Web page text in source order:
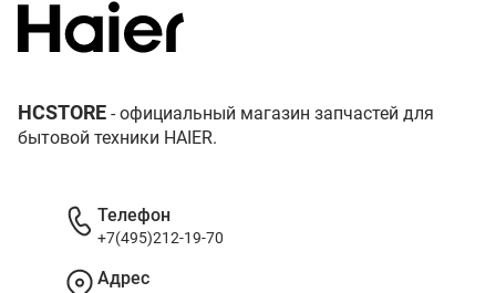
HCSTORE - официальный магазин запчастей для
бытовой техники HAIER.
Телефон
+7(495)212-19-70
Адрес